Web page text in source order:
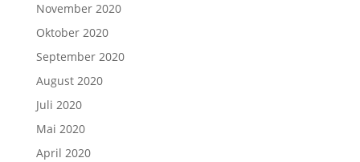
November 2020
Oktober 2020
September 2020
August 2020
Juli 2020
Mai 2020
April 2020